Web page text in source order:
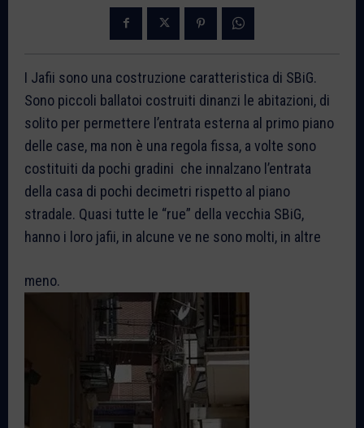
I Jafii sono una costruzione caratteristica di SBiG.
Sono piccoli ballatoi costruiti dinanzi le abitazioni, di
solito per permettere l’entrata esterna al primo piano
delle case, ma non è una regola fissa, a volte sono
costituiti da pochi gradini che innalzano l’entrata
della casa di pochi decimetri rispetto al piano
stradale. Quasi tutte le “rue” della vecchia SBiG,
hanno i loro jafii, in alcune ve ne sono molti, in altre
meno.